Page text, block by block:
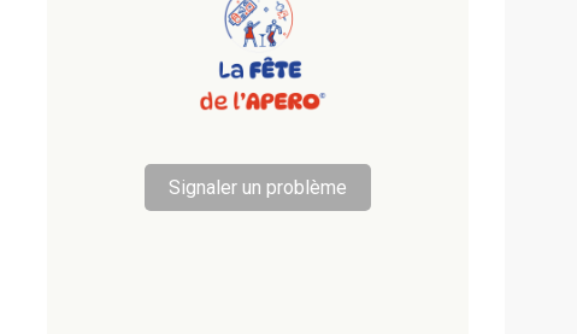
Signaler un problème